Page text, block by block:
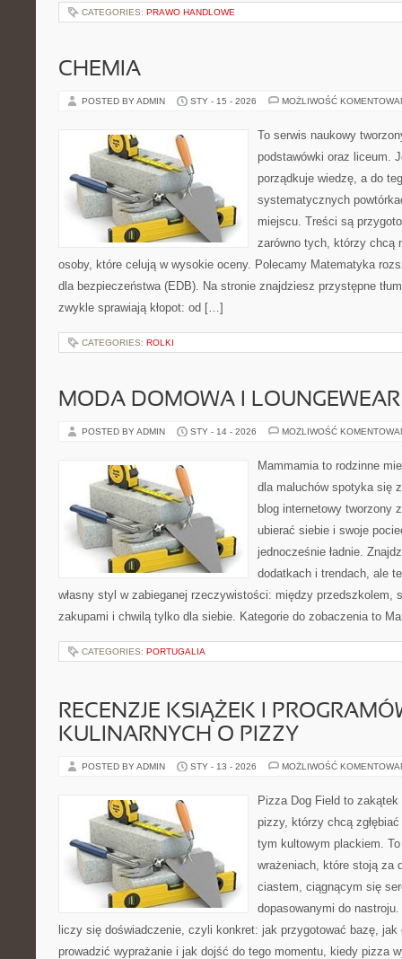
CATEGORIES: PRAWO HANDLOWE
CHEMIA
POSTED BY ADMIN STY - 15 - 2026 MOŻLIWOŚĆ
To serwis naukowy
podstawówki oraz liceum.
porządkuje wiedzę, a do
systematycznych
miejscu. Treści są
zarówno tych, którzy chcą
osoby, które celują w wysokie oceny. Polecamy Matematyka
dla bezpieczeństwa (EDB). Na stronie znajdziesz przystępne
zwykle sprawiają kłopot: od […]
CATEGORIES: ROLKI
MODA DOMOWA I LOUNGEWEAR
POSTED BY ADMIN STY - 14 - 2026 MOŻLIWOŚĆ
Mammamia to rodzinne
dla maluchów spotyka się
blog internetowy tworzony
ubierać siebie i swoje
jednocześnie ładnie.
dodatkach i trendach, ale
własny styl w zabieganej rzeczywistości: między przedszkolem,
zakupami i chwilą tylko dla siebie. Kategorie do zobaczenia to
CATEGORIES: PORTUGALIA
RECENZJE KSIĄŻEK I
KULINARNYCH O PIZZY
POSTED BY ADMIN STY - 13 - 2026 MOŻLIWOŚĆ
Pizza Dog Field to
pizzy, którzy chcą
tym kultowym plackiem.
wrażeniach, które stoją za
ciastem, ciągnącym się
dopasowanymi do
liczy się doświadczenie, czyli konkret: jak przygotować bazę, jak
prowadzić wyprażanie i jak dojść do tego momentu, kiedy pizza